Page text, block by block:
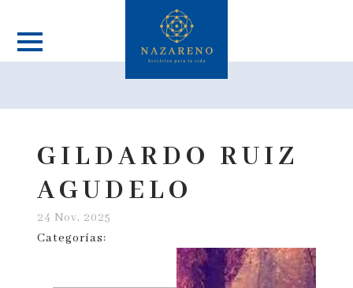
GILDARDO RUIZ
AGUDELO
24 Nov, 2025
Categorías: